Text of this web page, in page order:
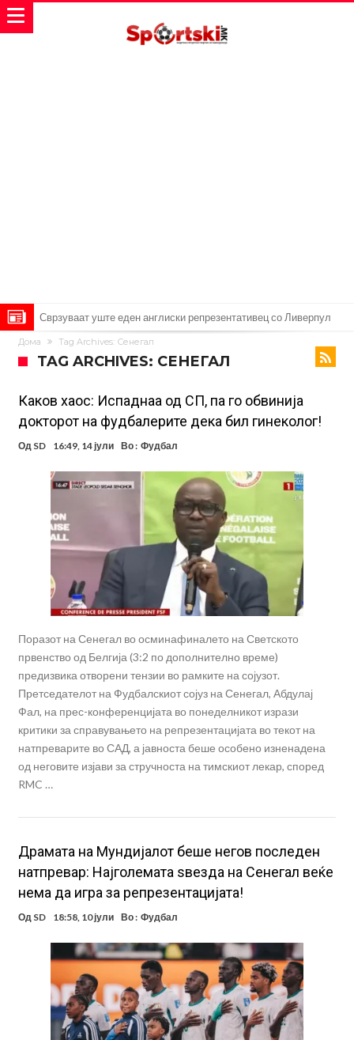
Замена за Влаховиќ: Напаѓачот на Манчестер доаѓа во Јувентус!
УЕФА повторно се заканува со бојкот на турнирите на ФИФА
Мурињо бесен поради одлуката на Реал: Протекоа детали од
разговорот што го потресе Мадрид!
Трансфер бомба во најва – Ливерпул сака да се засили од Реал
Мадрид!
Карагер ги изненади сите со својата прогноза: “Тие ќе ја освојат
Премиер лигата, а причината е едноставна”
Родри ги отвори вратите за трансфер во Барселона, Реал Мадрид
е информиран
Крај на сагата: Винисиус останува во Реал Мадрид до 2032
Директор на ФИА за драмата во Формула 1: Не можеме да одиме
толку далеку!
Колку бара ПСЖ и кој е „плафонот“ на Ливерпул за трансферот
ан Бредли Баркола?
Дома Tag Archives: Сенегал
TAG ARCHIVES: СЕНЕГАЛ
Каков хаос: Испаднаа од СП, па го обвинија
докторот на фудбалерите дека бил гинеколог!
Од SD 16:49, 14 јули Во : Фудбал
Поразот на Сенегал во осминафиналето на Светското
првенство од Белгија (3:2 по дополнително време)
предизвика отворени тензии во рамките на сојузот.
Претседателот на Фудбалскиот сојуз на Сенегал, Абдулај
Фал, на прес-конференцијата во понеделникот изрази
критики за справувањето на репрезентацијата во текот на
натпреварите во САД, а јавноста беше особено изненадена
од неговите изјави за стручноста на тимскиот лекар, според
RMC …
Драмата на Мундијалот беше негов последен
натпревар: Најголемата ѕвезда на Сенегал веќе
нема да игра за репрезентацијата!
Од SD 18:58, 10 јули Во : Фудбал